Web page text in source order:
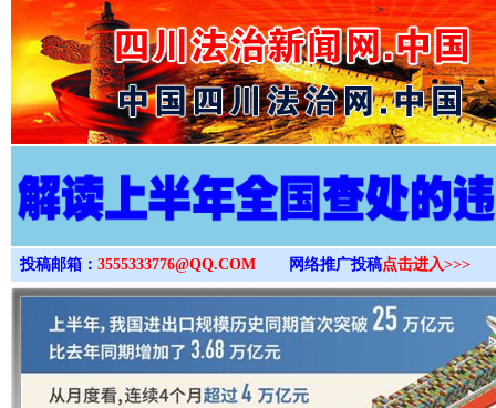
>
投稿邮箱： 3555333776@QQ.COM 网络推广投稿点击进入>>>